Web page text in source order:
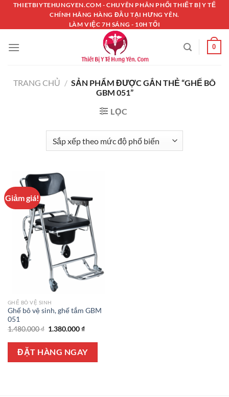
Chuyển
nội
dung
THIETBIYTEHUNGYEN.COM - CHUYÊN PHÂN PHỐI THIẾT BỊ Y TẾ
CHÍNH HÃNG HÀNG ĐẦU TẠI HƯNG YÊN.
LÀM VIỆC 7H SÁNG - 10H TỐI
0
TRANG CHỦ / SẢN PHẨM ĐƯỢC GẮN THẺ “GHẾ BÔ
GBM 051”
LỌC
Giảm giá!
GHẾ BÔ VỆ SINH
Ghế bô vệ sinh, ghế tắm GBM
051
1.480.000₫ Giá
là:
1.480.000 ₫.
1.380.000₫Giá
tại
là:
1.380.000 ₫.
ĐẶT HÀNG NGAY